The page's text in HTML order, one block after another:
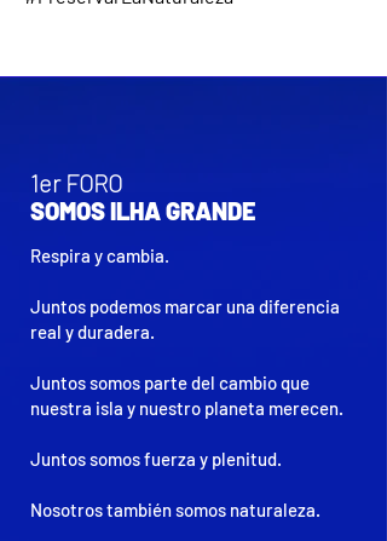
1er FORO
SOMOS ILHA GRANDE
Respira y cambia.
Juntos podemos marcar una diferencia
real y duradera.
Juntos somos parte del cambio que
nuestra isla y nuestro planeta merecen.
Juntos somos fuerza y plenitud.
Nosotros también somos naturaleza.